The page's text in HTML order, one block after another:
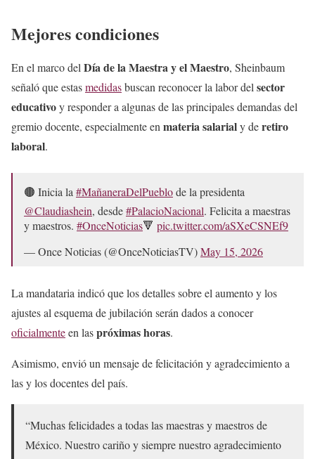
Mejores condiciones
En el marco del Día de la Maestra y el Maestro, Sheinbaum
señaló que estasmedidasbuscan reconocer la labor del sector
educativoy responder a algunas de las principales demandas del
gremio docente, especialmente en materia salarialy deretiro
laboral.
🟤 Inicia la #MañaneraDelPueblode la presidenta
@Claudiashein, desde#PalacioNacional. Felicita a maestras
y maestros. #OnceNoticias🔻 pic.twitter.com/aSXeCSNEf9
— Once Noticias (@OnceNoticiasTV)May 15, 2026
La mandataria indicó que los detalles sobre el aumento y los
ajustes al esquema de jubilación serán dados a conocer
oficialmenteen laspróximas horas.
Asimismo, envió un mensaje de felicitación y agradecimiento a
las y los docentes del país.
“Muchas felicidades a todas las maestras y maestros de
México. Nuestro cariño y siempre nuestro agradecimiento